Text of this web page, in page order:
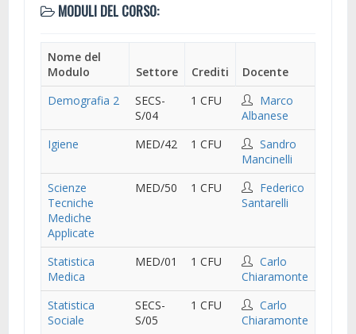
MODULI DEL CORSO:
Nome del
Modulo
Settore Crediti
Docente
Demografia 2
SECS-
S/04
1 CFU
Marco
Albanese
Igiene
MED/42 1 CFU
Sandro
Mancinelli
Scienze
Tecniche
Mediche
Applicate
MED/50 1 CFU
Federico
Santarelli
Statistica
Medica
MED/01 1 CFU
Carlo
Chiaramonte
Statistica
Sociale
SECS-
S/05
1 CFU
Carlo
Chiaramonte